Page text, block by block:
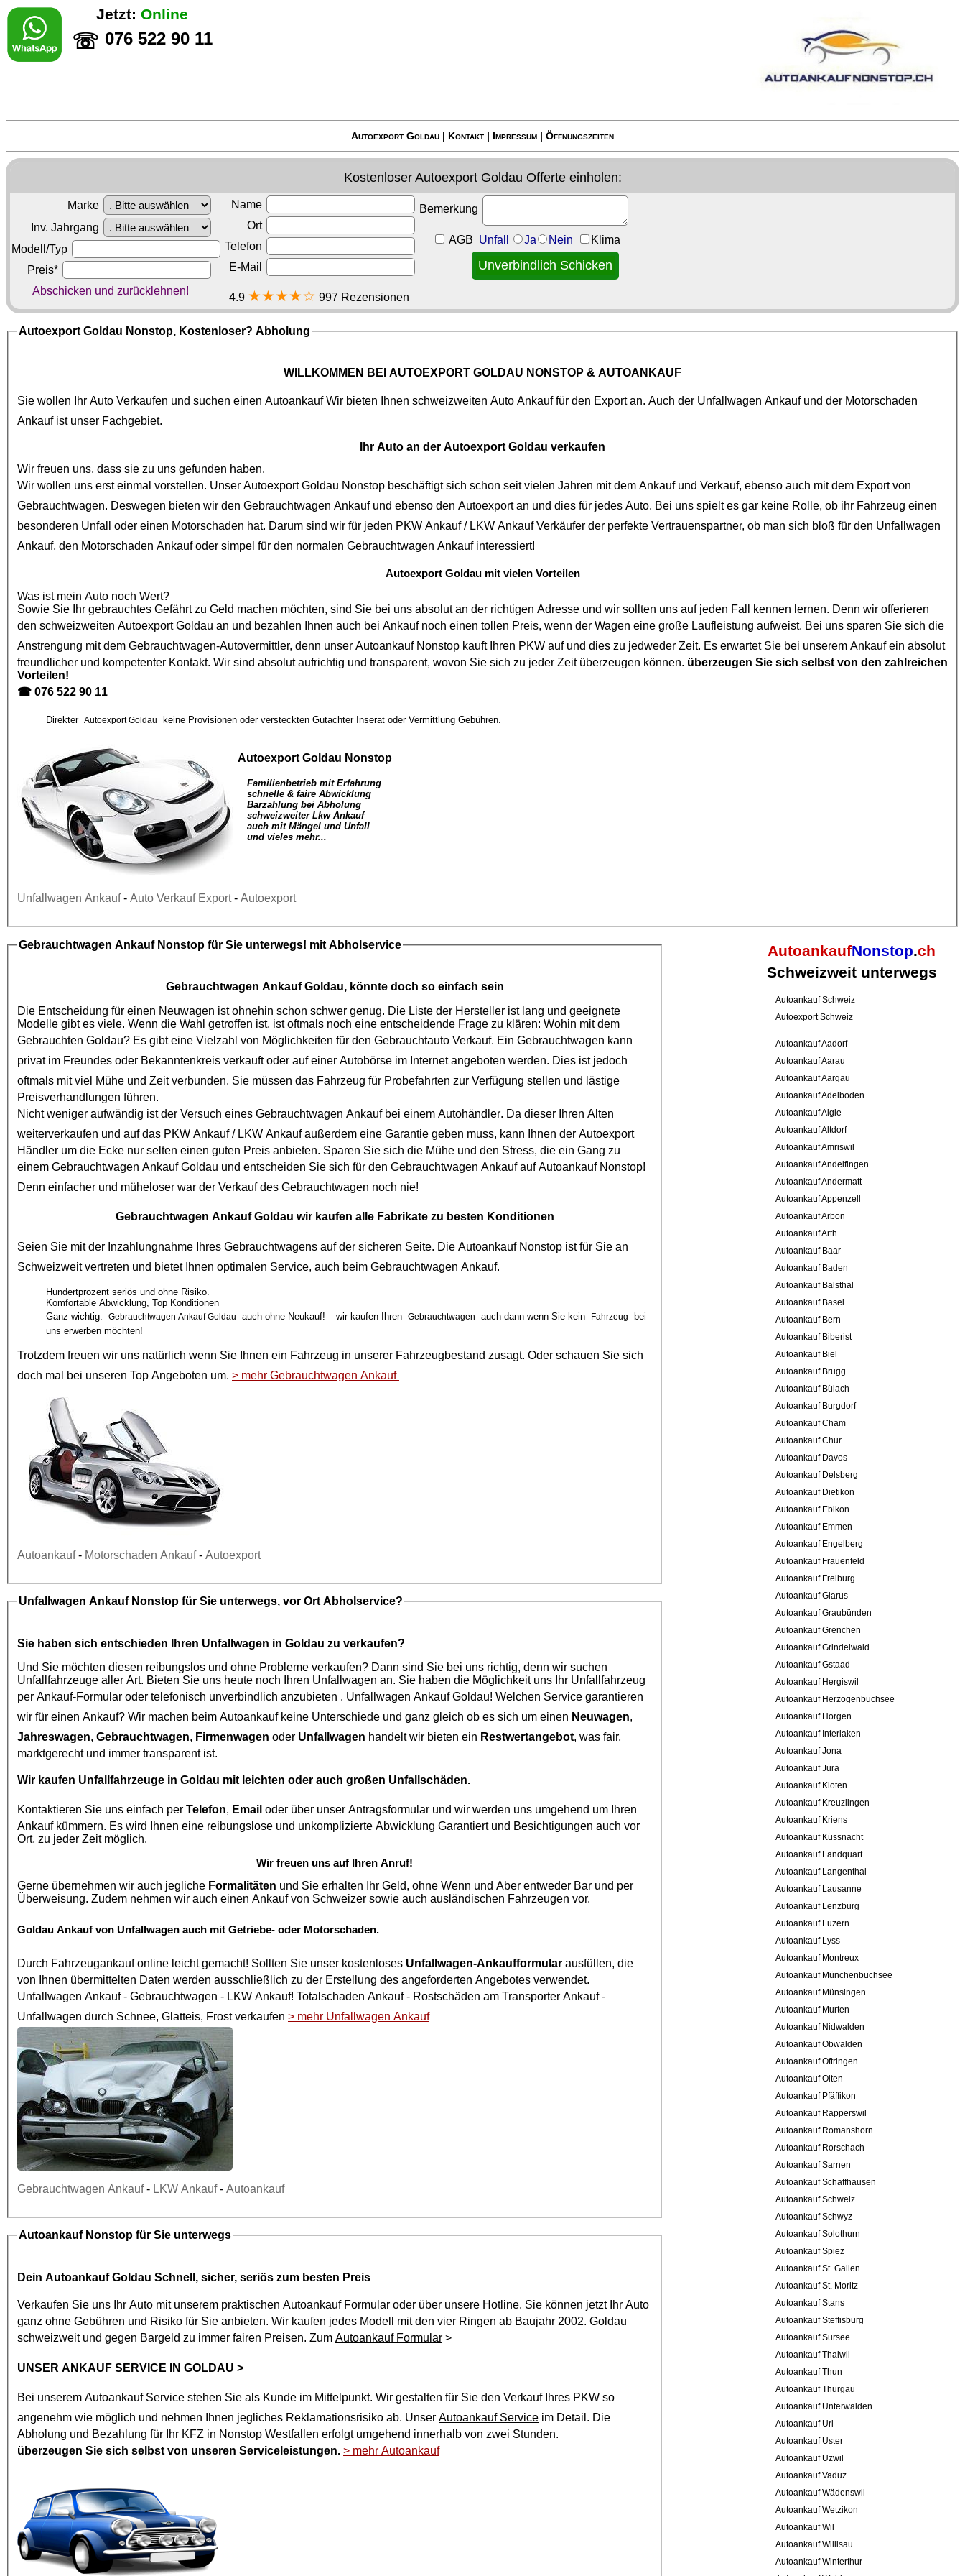
Jetzt: Online
☏ 076 522 90 11
Autoexport Goldau | Kontakt | Impressum | Öffnungszeiten
Kostenloser Autoexport Goldau Offerte einholen:
Marke
Inv. Jahrgang
Modell/Typ
Preis*
Name
Ort
Telefon
E-Mail
Bemerkung
AGB Unfall Ja Nein Klima
Abschicken und zurücklehnen!
4.9 ★★★★☆ 997 Rezensionen
Autoexport Goldau Nonstop, Kostenloser? Abholung
WILLKOMMEN BEI AUTOEXPORT GOLDAU NONSTOP & AUTOANKAUF
Sie wollen Ihr Auto Verkaufen und suchen einen Autoankauf Wir bieten Ihnen schweizweiten Auto Ankauf für den Export an. Auch der Unfallwagen Ankaufund der Motorschaden
Ankaufist unser Fachgebiet.
Ihr Auto an der Autoexport Goldau verkaufen
Wir freuen uns, dass sie zu uns gefunden haben.
Wir wollen uns erst einmal vorstellen. Unser Autoexport Goldau Nonstop
beschäftigt sich schon seit vielen Jahren mit dem Ankauf und Verkauf, ebenso auch mit dem Export von
Gebrauchtwagen. Deswegen bieten wir den Gebrauchtwagen Ankaufund ebenso den Autoexportan und dies für jedes Auto. Bei uns spielt es gar keine Rolle, ob ihr Fahrzeug einen
besonderen Unfall oder einen Motorschaden hat. Darum sind wir für jeden PKW Ankauf/ LKW AnkaufVerkäufer der perfekte Vertrauenspartner, ob man sich bloß für den Unfallwagen
Ankauf, den Motorschaden Ankaufoder simpel für den normalen Gebrauchtwagen Ankaufinteressiert!
Autoexport Goldau mit vielen Vorteilen
Was ist mein Auto noch Wert?
Sowie Sie Ihr gebrauchtes Gefährt zu Geld machen möchten, sind Sie bei uns absolut an der richtigen Adresse und wir sollten uns auf jeden Fall kennen lernen. Denn wir offerieren
den schweizweiten Autoexport Goldau an und bezahlen Ihnen auch bei Ankauf noch einen tollen Preis, wenn der Wagen eine große Laufleistung aufweist. Bei uns sparen Sie sich die
Anstrengung mit dem Gebrauchtwagen-Autovermittler, denn unser AutoankaufNonstop kauft Ihren PKW auf und dies zu jedweder Zeit. Es erwartet Sie bei unserem Ankauf ein absolut
freundlicher und kompetenter Kontakt. Wir sind absolut aufrichtig und transparent, wovon Sie sich zu jeder Zeit überzeugen können. überzeugen Sie sich selbst von den zahlreichen
Vorteilen!
☎ 076 522 90 11
Direkter Autoexport Goldau keine Provisionen oder versteckten Gutachter Inserat oder Vermittlung Gebühren.
Autoexport Goldau Nonstop
Familienbetrieb mit Erfahrung
schnelle & faire Abwicklung
Barzahlung bei Abholung
schweizweiter Lkw Ankauf
auch mit Mängel und Unfall
und vieles mehr...
Unfallwagen Ankauf- Auto Verkauf Export- Autoexport
AutoankaufNonstop.ch
Schweizweit unterwegs
Autoankauf Schweiz
Autoexport Schweiz
Autoankauf Aadorf
Autoankauf Aarau
Autoankauf Aargau
Autoankauf Adelboden
Autoankauf Aigle
Autoankauf Altdorf
Autoankauf Amriswil
Autoankauf Andelfingen
Autoankauf Andermatt
Autoankauf Appenzell
Autoankauf Arbon
Autoankauf Arth
Autoankauf Baar
Autoankauf Baden
Autoankauf Balsthal
Autoankauf Basel
Autoankauf Bern
Autoankauf Biberist
Autoankauf Biel
Autoankauf Brugg
Autoankauf Bülach
Autoankauf Burgdorf
Autoankauf Cham
Autoankauf Chur
Autoankauf Davos
Autoankauf Delsberg
Autoankauf Dietikon
Autoankauf Ebikon
Autoankauf Emmen
Autoankauf Engelberg
Autoankauf Frauenfeld
Autoankauf Freiburg
Autoankauf Glarus
Autoankauf Graubünden
Autoankauf Grenchen
Autoankauf Grindelwald
Autoankauf Gstaad
Autoankauf Hergiswil
Autoankauf Herzogenbuchsee
Autoankauf Horgen
Autoankauf Interlaken
Autoankauf Jona
Autoankauf Jura
Autoankauf Kloten
Autoankauf Kreuzlingen
Autoankauf Kriens
Autoankauf Küssnacht
Autoankauf Landquart
Autoankauf Langenthal
Autoankauf Lausanne
Autoankauf Lenzburg
Autoankauf Luzern
Autoankauf Lyss
Autoankauf Montreux
Autoankauf Münchenbuchsee
Autoankauf Münsingen
Autoankauf Murten
Autoankauf Nidwalden
Autoankauf Obwalden
Autoankauf Oftringen
Autoankauf Olten
Autoankauf Pfäffikon
Autoankauf Rapperswil
Autoankauf Romanshorn
Autoankauf Rorschach
Autoankauf Sarnen
Autoankauf Schaffhausen
Autoankauf Schweiz
Autoankauf Schwyz
Autoankauf Solothurn
Autoankauf Spiez
Autoankauf St. Gallen
Autoankauf St. Moritz
Autoankauf Stans
Autoankauf Steffisburg
Autoankauf Sursee
Autoankauf Thalwil
Autoankauf Thun
Autoankauf Thurgau
Autoankauf Unterwalden
Autoankauf Uri
Autoankauf Uster
Autoankauf Uzwil
Autoankauf Vaduz
Autoankauf Wädenswil
Autoankauf Wetzikon
Autoankauf Wil
Autoankauf Willisau
Autoankauf Winterthur
Gebrauchtwagen AnkaufNonstop für Sie unterwegs! mit Abholservice
Gebrauchtwagen Ankauf Goldau, könnte doch so einfach sein
Die Entscheidung für einen Neuwagen ist ohnehin schon schwer genug. Die Liste der Hersteller ist lang und geeignete
Modelle gibt es viele. Wenn die Wahl getroffen ist, ist oftmals noch eine entscheidende Frage zu klären: Wohin mit dem
Gebrauchten Goldau? Es gibt eine Vielzahl von Möglichkeiten für den Gebrauchtauto Verkauf. Ein Gebrauchtwagen kann
privat im Freundes oder Bekanntenkreis verkauft oder auf einer Autobörse im Internet angeboten werden. Dies ist jedoch
oftmals mit viel Mühe und Zeit verbunden. Sie müssen das Fahrzeug für Probefahrten zur Verfügung stellen und lästige
Preisverhandlungen führen.
Nicht weniger aufwändig ist der Versuch eines Gebrauchtwagen Ankaufbei einem Autohändler. Da dieser Ihren Alten
weiterverkaufen und auf das PKW Ankauf/ LKW Ankaufaußerdem eine Garantie geben muss, kann Ihnen der Autoexport
Händler um die Ecke nur selten einen guten Preis anbieten. Sparen Sie sich die Mühe und den Stress, die ein Gang zu
einem Gebrauchtwagen Ankauf Goldau und entscheiden Sie sich für den Gebrauchtwagen AnkaufaufAutoankaufNonstop!
Denn einfacher und müheloser war der Verkauf des Gebrauchtwagen noch nie!
Gebrauchtwagen Ankauf Goldau wir kaufen alle Fabrikate zu besten Konditionen
Seien Sie mit der Inzahlungnahme Ihres Gebrauchtwagens auf der sicheren Seite. Die AutoankaufNonstop ist für Sie an
Schweizweit vertreten und bietet Ihnen optimalen Service, auch beim Gebrauchtwagen Ankauf.
Hundertprozent seriös und ohne Risiko.
Komfortable Abwicklung, Top Konditionen
Ganz wichtig:
Gebrauchtwagen Ankauf Goldau auch ohne Neukauf! – wir kaufen Ihren Gebrauchtwagen auch dann wenn Sie kein Fahrzeug
bei
uns erwerben möchten!
Trotzdem freuen wir uns natürlich wenn Sie Ihnen ein Fahrzeug in unserer Fahrzeugbestand zusagt. Oder schauen Sie sich
doch mal bei unseren Top Angeboten um. > mehr Gebrauchtwagen Ankauf
Autoankauf- Motorschaden Ankauf- Autoexport
Unfallwagen AnkaufNonstop für Sie unterwegs, vor Ort Abholservice?
Sie haben sich entschieden Ihren Unfallwagen in Goldau zu verkaufen?
Und Sie möchten diesen reibungslos und ohne Probleme verkaufen? Dann sind Sie bei uns richtig, denn wir suchen
Unfallfahrzeuge aller Art. Bieten Sie uns heute noch Ihren Unfallwagen an. Sie haben die Möglichkeit uns Ihr Unfallfahrzeug
per Ankauf-Formular oder telefonisch unverbindlich anzubieten . Unfallwagen Ankauf Goldau! Welchen Service garantieren
wir für einen Ankauf? Wir machen beim Autoankauf keine Unterschiede und ganz gleich ob es sich um einen Neuwagen,
Jahreswagen, Gebrauchtwagen, Firmenwagen oder Unfallwagen handelt wir bieten ein Restwertangebot, was fair,
marktgerecht und immer transparent ist.
Wir kaufen Unfallfahrzeuge in Goldau mit leichten oder auch großen Unfallschäden.
Kontaktieren Sie uns einfach per Telefon, Email oder über unser Antragsformular und wir werden uns umgehend um Ihren
Ankauf kümmern. Es wird Ihnen eine reibungslose und unkomplizierte Abwicklung Garantiert und Besichtigungen auch vor
Ort, zu jeder Zeit möglich.
Wir freuen uns auf Ihren Anruf!
Gerne übernehmen wir auch jegliche Formalitäten und Sie erhalten Ihr Geld, ohne Wenn und Aber entweder Bar und per
Überweisung. Zudem nehmen wir auch einen Ankauf von Schweizer sowie auch ausländischen Fahrzeugen vor.
Goldau Ankauf von Unfallwagen auch mit Getriebe- oder Motorschaden.
Durch Fahrzeugankauf online leicht gemacht! Sollten Sie unser kostenloses Unfallwagen-Ankaufformular ausfüllen, die
von Ihnen übermittelten Daten werden ausschließlich zu der Erstellung des angeforderten Angebotes verwendet.
Unfallwagen Ankauf- Gebrauchtwagen - LKW Ankauf ! Totalschaden Ankauf - Rostschäden am Transporter Ankauf -
Unfallwagen durch Schnee, Glatteis, Frost verkaufen > mehr Unfallwagen Ankauf
Gebrauchtwagen Ankauf- LKW Ankauf- Autoankauf
AutoankaufNonstop für Sie unterwegs
Dein Autoankauf Goldau Schnell, sicher, seriös zum besten Preis
Verkaufen Sie uns Ihr Auto mit unserem praktischen AutoankaufFormular oder über unsere Hotline. Sie können jetzt Ihr Auto
ganz ohne Gebühren und Risiko für Sie anbieten. Wir kaufen jedes Modell mit den vier Ringen ab Baujahr 2002. Goldau
schweizweit und gegen Bargeld zu immer fairen Preisen. Zum Autoankauf Formular >
UNSER ANKAUF SERVICE IN GOLDAU >
Bei unserem AutoankaufService stehen Sie als Kunde im Mittelpunkt. Wir gestalten für Sie den Verkauf Ihres PKW so
angenehm wie möglich und nehmen Ihnen jegliches Reklamationsrisiko ab. Unser Autoankauf Service im Detail. Die
Abholung und Bezahlung für Ihr KFZ in Nonstop Westfallen erfolgt umgehend innerhalb von zwei Stunden.
überzeugen Sie sich selbst von unseren Serviceleistungen. > mehr Autoankauf